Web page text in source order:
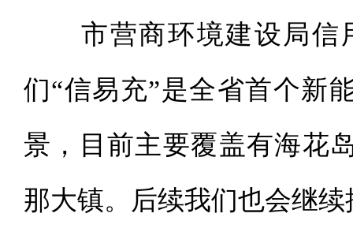
市营商环境建设局信
们“信易充”是全省首个新
景，目前主要覆盖有海花
那大镇。后续我们也会继续